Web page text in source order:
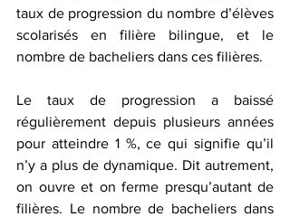
taux de progression du nombre d’élèves
scolarisés en filière bilingue, et le
nombre de bacheliers dans ces filières.
Le taux de progression a baissé
régulièrement depuis plusieurs années
pour atteindre 1 %, ce qui signifie qu’il
n’y a plus de dynamique. Dit autrement,
on ouvre et on ferme presqu’autant de
filières. Le nombre de bacheliers dans